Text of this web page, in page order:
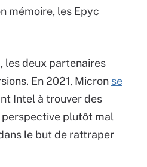
mémoire, les Epyc
les deux partenaires
En 2021, Micron se
Intel à trouver des
plutôt mal
le but de rattraper